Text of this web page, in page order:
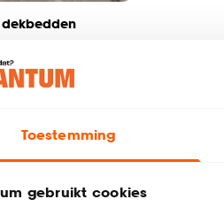
Toestemming
gebruikt cookies
dekbedden
Ga terug naar de
nachtrust
in allerlei soorten en
je geen overtrek meer nodig